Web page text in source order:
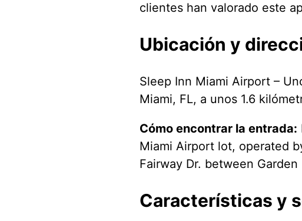
clientes han valorado este
Ubicación y
Sleep Inn Miami Airport –
Miami, FL, a unos 1.6
Cómo encontrar la entrada:
Miami Airport lot, operated
Fairway Dr. between Garden
Características y